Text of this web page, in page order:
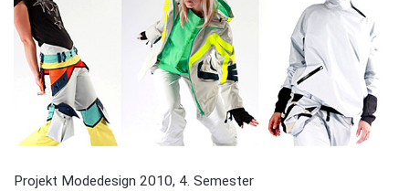
Projekt Modedesign 2010, 4. Semester